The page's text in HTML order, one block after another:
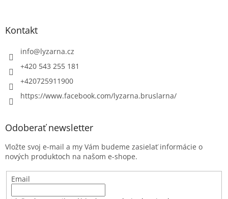
Kontakt
info@lyzarna.cz
+420 543 255 181
+420725911900
https://www.facebook.com/lyzarna.bruslarna/
Odoberať newsletter
Vložte svoj e-mail a my Vám budeme zasielať informácie o
nových produktoch na našom e-shope.
Email